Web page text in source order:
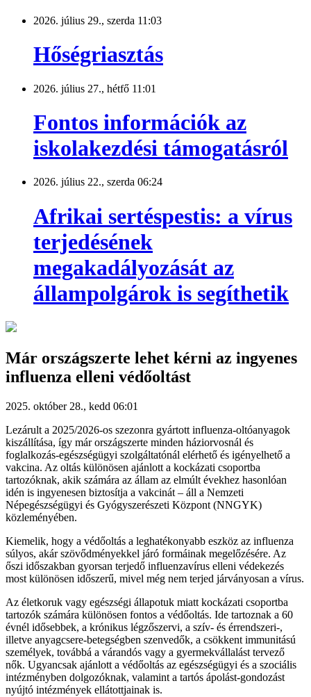
2026. július 29., szerda 11:03
Hőségriasztás
2026. július 27., hétfő 11:01
Fontos információk az
iskolakezdési támogatásról
2026. július 22., szerda 06:24
Afrikai sertéspestis: a vírus
terjedésének
megakadályozását az
állampolgárok is segíthetik
Már országszerte lehet kérni az ingyenes
influenza elleni védőoltást
2025. október 28., kedd 06:01
Lezárult a 2025/2026-os szezonra gyártott influenza-oltóanyagok
kiszállítása, így már országszerte minden háziorvosnál és
foglalkozás-egészségügyi szolgáltatónál elérhető és igényelhető a
vakcina. Az oltás különösen ajánlott a kockázati csoportba
tartozóknak, akik számára az állam az elmúlt évekhez hasonlóan
idén is ingyenesen biztosítja a vakcinát – áll a Nemzeti
Népegészségügyi és Gyógyszerészeti Központ (NNGYK)
közleményében.
Kiemelik, hogy a védőoltás a leghatékonyabb eszköz az influenza
súlyos, akár szövődményekkel járó formáinak megelőzésére. Az
őszi időszakban gyorsan terjedő influenzavírus elleni védekezés
most különösen időszerű, mivel még nem terjed járványosan a vírus.
Az életkoruk vagy egészségi állapotuk miatt kockázati csoportba
tartozók számára különösen fontos a védőoltás. Ide tartoznak a 60
évnél idősebbek, a krónikus légzőszervi, a szív- és érrendszeri-,
illetve anyagcsere-betegségben szenvedők, a csökkent immunitású
személyek, továbbá a várandós vagy a gyermekvállalást tervező
nők. Ugyancsak ajánlott a védőoltás az egészségügyi és a szociális
intézményben dolgozóknak, valamint a tartós ápolást-gondozást
nyújtó intézmények ellátottjainak is.